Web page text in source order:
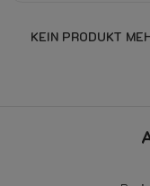
KEIN PRODUKT